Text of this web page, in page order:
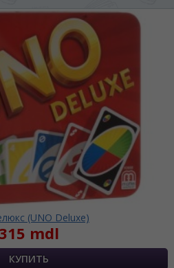
(UNO Deluxe)
315 mdl